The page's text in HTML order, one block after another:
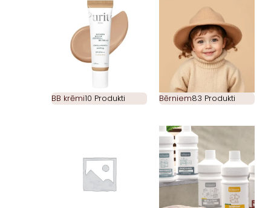
BB krēmi10 Produkti Bērniem83 Produkti